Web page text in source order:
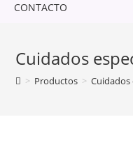
CONTACTO
Cuidados
> Productos > Cuidados